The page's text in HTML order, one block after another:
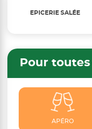
EPICERIE SALÉE
Pour toutes
APÉRO